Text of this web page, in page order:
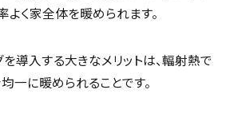
よく家全体を暖められます。
を導入する大きなメリットは、輻射熱で
一に暖められることです。